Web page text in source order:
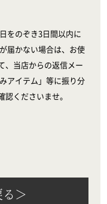
をのぞき3日間以内に
届かない場合は、お使
、当店からの返信メー
アイテム」等に振り分
くださいませ。
＞